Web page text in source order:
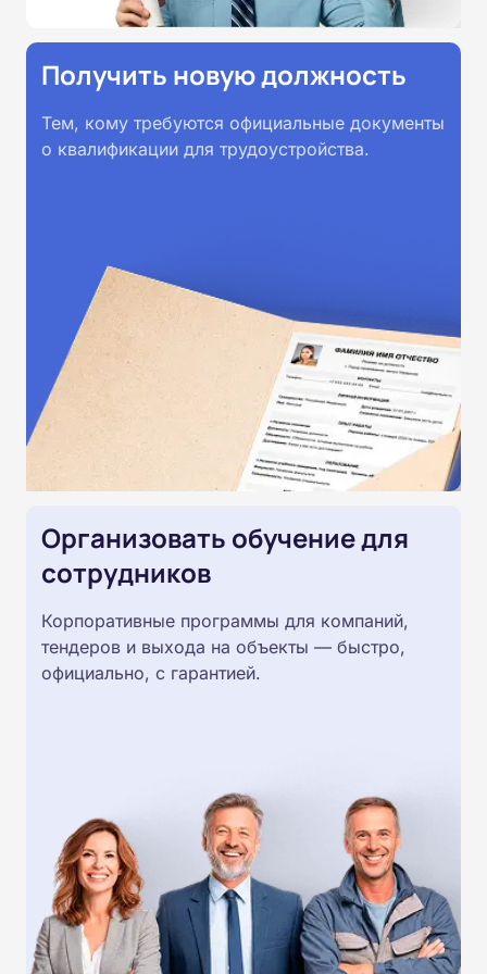
Получить новую должность
Тем, кому требуются официальные документы
о квалификации для трудоустройства.
Организовать обучение для
сотрудников
Корпоративные программы для компаний,
тендеров и выхода на объекты — быстро,
официально, с гарантией.